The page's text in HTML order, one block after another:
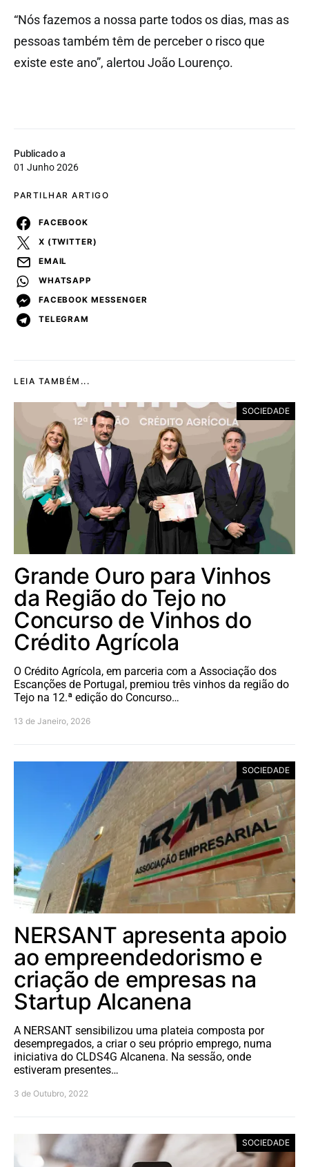
Publicado a
01 Junho 2026
PARTILHAR ARTIGO
FACEBOOK
X (TWITTER)
EMAIL
WHATSAPP
FACEBOOK MESSENGER
TELEGRAM
“Nós fazemos a nossa parte todos os dias, mas as
pessoas também têm de perceber o risco que
existe este ano”, alertou João Lourenço.
LEIA TAMBÉM...
SOCIEDADE
Grande Ouro para Vinhos
da Região do Tejo no
Concurso de Vinhos do
Crédito Agrícola
O Crédito Agrícola, em parceria com a Associação dos
Escanções de Portugal, premiou três vinhos da região do
Tejo na 12.ª edição do Concurso…
13 de Janeiro, 2026
SOCIEDADE
NERSANT apresenta apoio
ao empreendedorismo e
criação de empresas na
Startup Alcanena
A NERSANT sensibilizou uma plateia composta por
desempregados, a criar o seu próprio emprego, numa
iniciativa do CLDS4G Alcanena. Na sessão, onde
estiveram presentes…
3 de Outubro, 2022
SOCIEDADE